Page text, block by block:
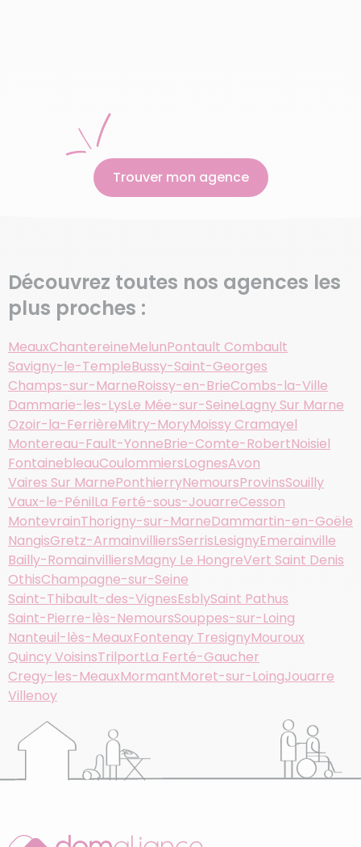
Trouver mon agence
Découvrez toutes nos agences les
plus proches :
MeauxChantereineMelunPontault Combault
Savigny-le-TempleBussy-Saint-Georges
Champs-sur-MarneRoissy-en-BrieCombs-la-Ville
Dammarie-les-LysLe Mée-sur-SeineLagny Sur Marne
Ozoir-la-FerrièreMitry-MoryMoissy Cramayel
Montereau-Fault-YonneBrie-Comte-RobertNoisiel
FontainebleauCoulommiersLognesAvon
Vaires Sur MarnePonthierryNemoursProvinsSouilly
Vaux-le-PénilLa Ferté-sous-JouarreCesson
MontevrainThorigny-sur-MarneDammartin-en-Goële
NangisGretz-ArmainvilliersSerrisLesignyEmerainville
Bailly-RomainvilliersMagny Le HongreVert Saint Denis
OthisChampagne-sur-Seine
Saint-Thibault-des-VignesEsblySaint Pathus
Saint-Pierre-lès-NemoursSouppes-sur-Loing
Nanteuil-lès-MeauxFontenay TresignyMouroux
Quincy VoisinsTrilportLa Ferté-Gaucher
Cregy-les-MeauxMormantMoret-sur-LoingJouarre
Villenoy